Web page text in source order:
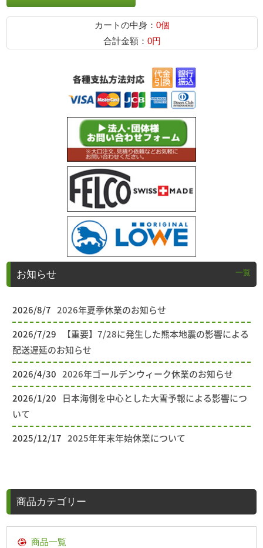
カートの中身： 0個
合計金額： 0円
お知らせ 一覧
2026/8/7 2026年夏季休業のお知らせ
2026/7/29
【重要】7/28に発生した熊本地震の影響による
配送遅延のお知らせ
2026/4/30 2026年ゴールデンウィーク休業のお知らせ
2026/1/20
日本海側を中心とした大雪予報による影響につ
いて
2025/12/17 2025年年末年始休業について
商品カテゴリー
商品一覧